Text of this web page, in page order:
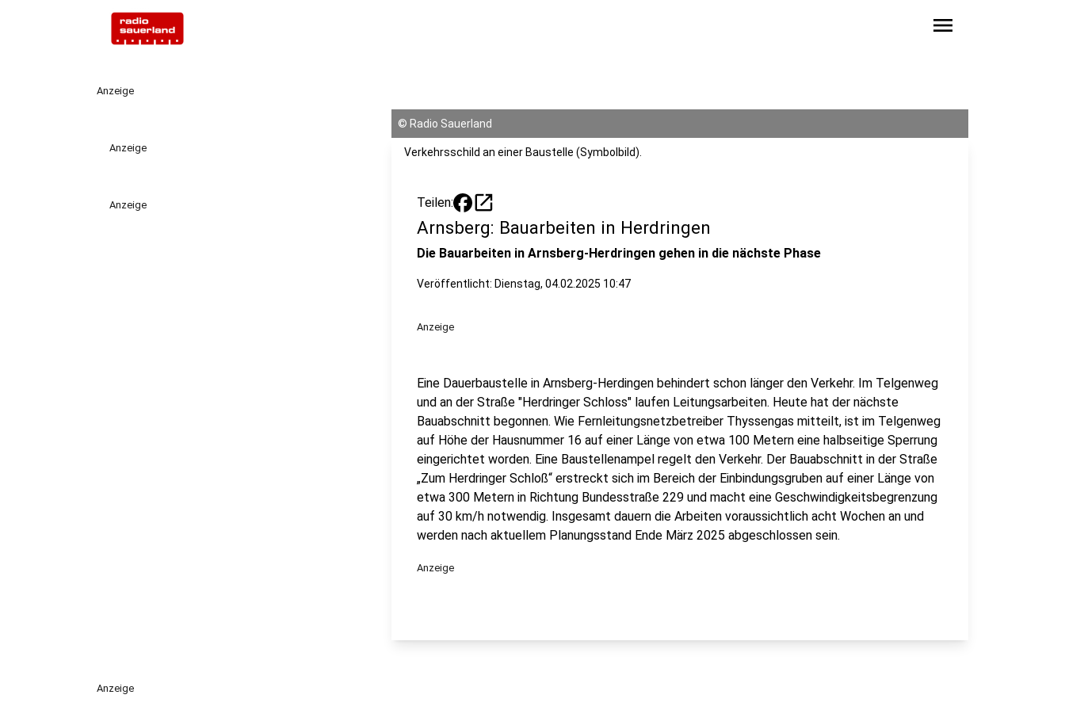
menu
Anzeige
Anzeige
Anzeige
© Radio Sauerland
Verkehrsschild an einer Baustelle (Symbolbild).
Teilen: open_in_new
Arnsberg: Bauarbeiten in Herdringen
Die Bauarbeiten in Arnsberg-Herdringen gehen in die nächste Phase
Veröffentlicht: Dienstag, 04.02.2025 10:47
Anzeige
Eine Dauerbaustelle in Arnsberg-Herdingen behindert schon länger den Verkehr. Im Telgenweg
und an der Straße "Herdringer Schloss" laufen Leitungsarbeiten. Heute hat der nächste
Bauabschnitt begonnen. Wie Fernleitungsnetzbetreiber Thyssengas mitteilt, ist im Telgenweg
auf Höhe der Hausnummer 16 auf einer Länge von etwa 100 Metern eine halbseitige Sperrung
eingerichtet worden. Eine Baustellenampel regelt den Verkehr. Der Bauabschnitt in der Straße
„Zum Herdringer Schloß“ erstreckt sich im Bereich der Einbindungsgruben auf einer Länge von
etwa 300 Metern in Richtung Bundesstraße 229 und macht eine Geschwindigkeitsbegrenzung
auf 30 km/h notwendig. Insgesamt dauern die Arbeiten voraussichtlich acht Wochen an und
werden nach aktuellem Planungsstand Ende März 2025 abgeschlossen sein.
Anzeige
Anzeige